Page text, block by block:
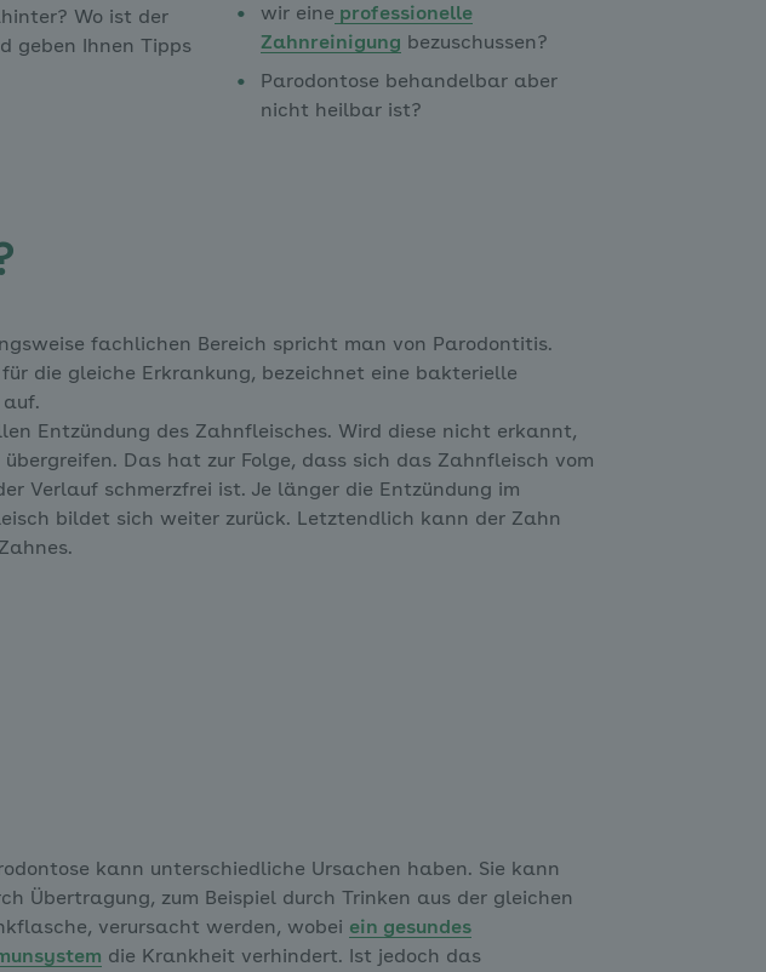
Wo ist der
geben Ihnen Tipps
wir eine professionelle
Zahnreinigung bezuschussen?
Parodontose behandelbar aber
nicht heilbar ist?
fachlichen Bereich spricht man von Parodontitis.
die gleiche Erkrankung, bezeichnet eine bakterielle
Entzündung des Zahnfleisches. Wird diese nicht erkannt,
Das hat zur Folge, dass sich das Zahnfleisch vom
Verlauf schmerzfrei ist. Je länger die Entzündung im
bildet sich weiter zurück. Letztendlich kann der Zahn
kann unterschiedliche Ursachen haben. Sie kann
Übertragung, zum Beispiel durch Trinken aus der gleichen
verursacht werden, wobei ein gesundes
die Krankheit verhindert. Ist jedoch das